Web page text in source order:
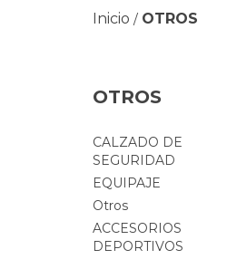
Inicio / OTROS
OTROS
CALZADO DE
SEGURIDAD
EQUIPAJE
Otros
ACCESORIOS
DEPORTIVOS